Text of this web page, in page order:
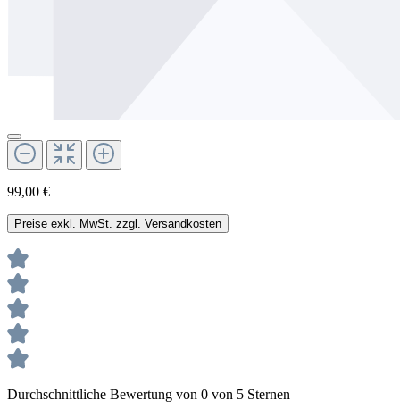
99,00 €
Preise exkl. MwSt. zzgl. Versandkosten
Durchschnittliche Bewertung von 0 von 5 Sternen